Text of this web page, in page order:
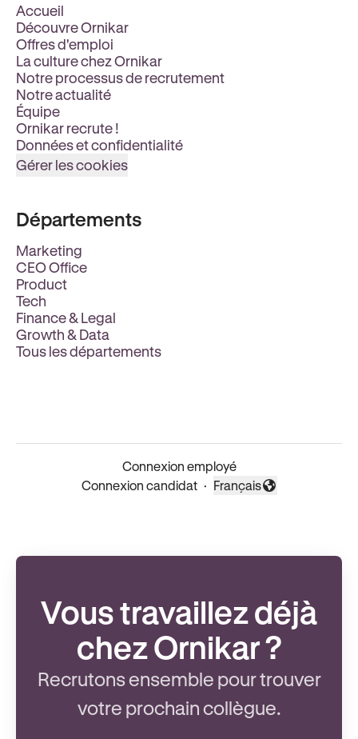
Accueil
Découvre Ornikar
Offres d'emploi
La culture chez Ornikar
Notre processus de recrutement
Notre actualité
Équipe
Ornikar recrute !
Données et confidentialité
Gérer les cookies
Départements
Marketing
CEO Office
Product
Tech
Finance & Legal
Growth & Data
Tous les départements
Connexion employé
Connexion candidat ·
Changer la langue
Français
Vous travaillez déjà
chez Ornikar ?
Recrutons ensemble pour trouver
votre prochain collègue.